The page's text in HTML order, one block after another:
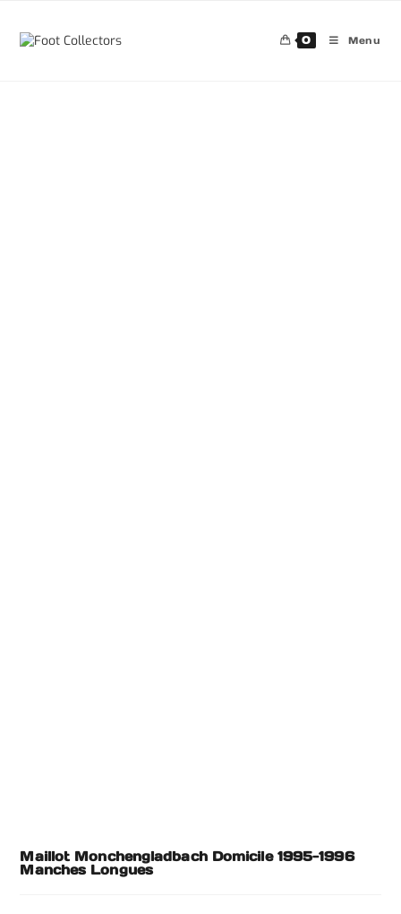
0 Menu
Maillot Monchengladbach Domicile 1995-1996
Manches Longues